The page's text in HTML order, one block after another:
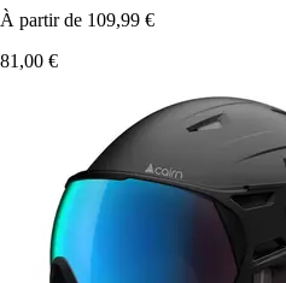
À partir de 109,99 €
81,00 €